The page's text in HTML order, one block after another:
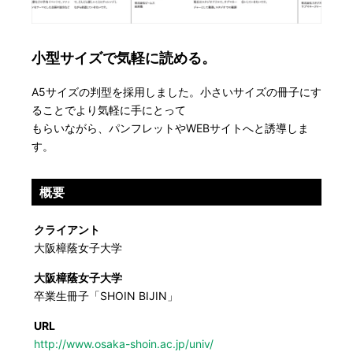
小型サイズで気軽に読める。
A5サイズの判型を採用しました。小さいサイズの冊子にす
ることでより気軽に手にとって
もらいながら、パンフレットやWEBサイトへと誘導しま
す。
概要
クライアント
大阪樟蔭女子大学
大阪樟蔭女子大学
卒業生冊子「SHOIN BIJIN」
URL
http://www.osaka-shoin.ac.jp/univ/